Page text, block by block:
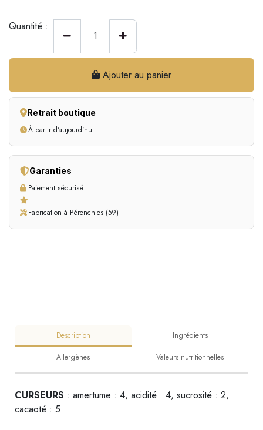
Quantité :
Ajouter au panier
Retrait boutique
À partir d'aujourd'hui
Garanties
Paiement sécurisé
Fabrication à Pérenchies (59)
Description Ingrédients
Allergènes Valeurs nutritionnelles
CURSEURS : amertume : 4, acidité : 4, sucrosité : 2,
cacaoté : 5